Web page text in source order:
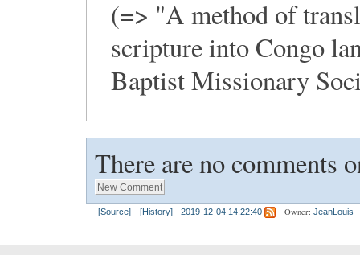
(=> "A method of
scripture into Congo
Baptist Missionary
There are no comments
[Source] [History] 2019-12-04 14:22:40 Owner: JeanLouis